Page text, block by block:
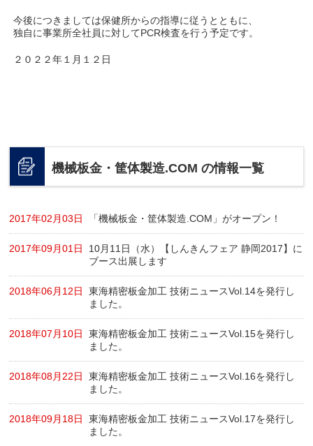
今後につきましては保健所からの指導に従うとともに、
独自に事業所全社員に対してPCR検査を行う予定です。
２０２２年１月１２日
機械板金・筐体製造.COM の情報一覧
2017年02月03日 「機械板金・筐体製造.COM」がオープン！
2017年09月01日
10月11日（水）【しんきんフェア 静岡2017】に
ブース出展します
2018年06月12日
東海精密板金加工 技術ニュースVol.14を発行し
ました。
2018年07月10日
東海精密板金加工 技術ニュースVol.15を発行し
ました。
2018年08月22日
東海精密板金加工 技術ニュースVol.16を発行し
ました。
2018年09月18日
東海精密板金加工 技術ニュースVol.17を発行し
ました。